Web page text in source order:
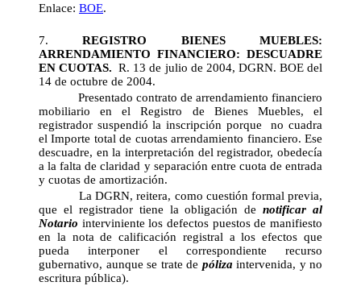
Enlace: BOE.
7.REGISTRO BIENES MUEBLES:
ARRENDAMIENTO FINANCIERO: DESCUADRE
EN CUOTAS.R. 13 de julio de 2004, DGRN. BOE del
14 de octubre de 2004.
Presentado contrato de arrendamiento financiero
mobiliario en el Registro de Bienes Muebles, el
registrador suspendió la inscripción porque no cuadra
el Importe total de cuotas arrendamiento financiero. Ese
descuadre, en la interpretación del registrador, obedecía
a la falta de claridad y separación entre cuota de entrada
y cuotas de amortización.
La DGRN, reitera, como cuestión formal previa,
que el registrador tiene la obligación denotificar al
Notario interviniente los defectos puestos de manifiesto
en la nota de calificación registral a los efectos que
pueda interponer el correspondiente recurso
gubernativo, aunque se trate de póliza intervenida, y no
escritura pública).